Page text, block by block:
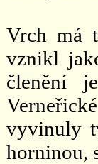
Vrch má
vznikl
členění
vyvinuly
horninou,